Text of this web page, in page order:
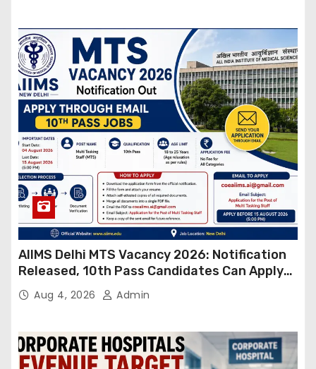
AIIMS Delhi MTS Vacancy 2026: Notification
Released, 10th Pass Candidates Can Apply
Through Email
Aug 4, 2026 Admin